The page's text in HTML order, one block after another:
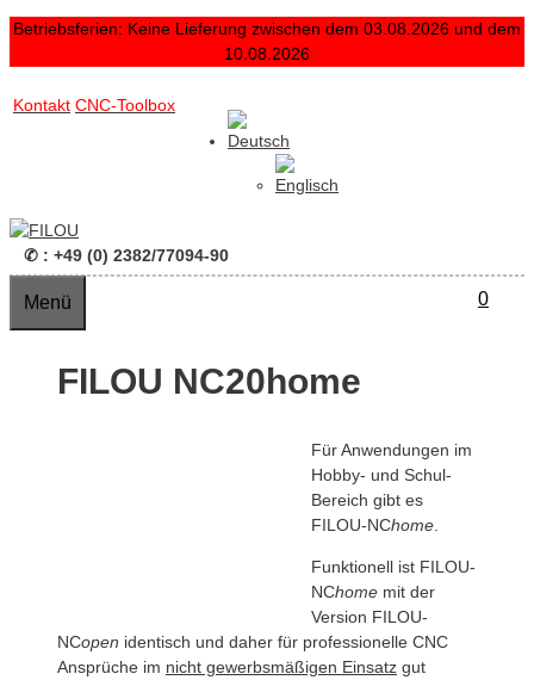
Zum
Betriebsferien: Keine Lieferung zwischen dem 03.08.2026 und dem
10.08.2026
Inhalt
Kontakt CNC-Toolbox
✆ : +49 (0) 2382/77094-90
0
Menü
FILOU NC20home
Für Anwendungen im
Hobby- und Schul-
Bereich gibt es
FILOU-NChome
Funktionell ist FILOU-
NChome mit der
Version FILOU-
NCopen identisch und daher für professionelle CNC
Ansprüche im nicht gewerbsmäßigen Einsatz gut